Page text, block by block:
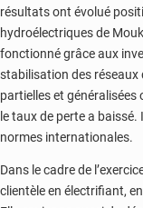
résultats ont évolué
hydroélectriques de
fonctionné grâce aux
stabilisation des réseaux
partielles et
le taux de perte a
normes internationales.
Dans le cadre de
clientèle en électrifiant,